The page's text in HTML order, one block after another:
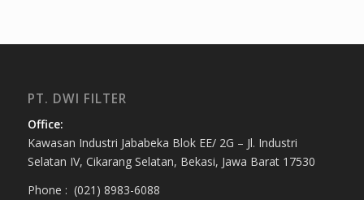
PT. DWI FILTER
Office:
Kawasan Industri Jababeka Blok EE/ 2G – Jl. Industri
Selatan IV, Cikarang Selatan, Bekasi, Jawa Barat 17530
Phone : (021) 8983-6088